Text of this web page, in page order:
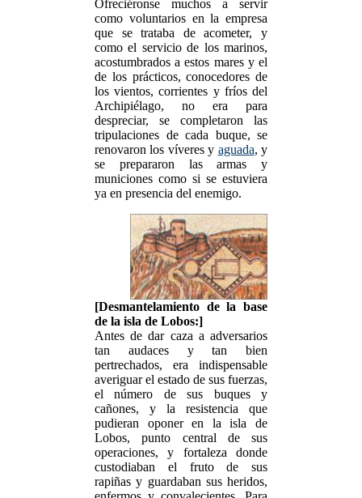
Ofreciéronse muchos a servir
como voluntarios en la empresa
que se trataba de acometer, y
como el servicio de los marinos,
acostumbrados a estos mares y el
de los prácticos, conocedores de
los vientos, corrientes y fríos del
Archipiélago, no era para
despreciar, se completaron las
tripulaciones de cada buque, se
renovaron los víveres y aguada, y
se prepararon las armas y
municiones como si se estuviera
ya en presencia del enemigo.
[Desmantelamiento de la base
de la isla de Lobos:]
Antes de dar caza a adversarios
tan audaces y tan bien
pertrechados, era indispensable
averiguar el estado de sus fuerzas,
el número de sus buques y
cañones, y la resistencia que
pudieran oponer en la isla de
Lobos, punto central de sus
operaciones, y fortaleza donde
custodiaban el fruto de sus
rapiñas y guardaban sus heridos,